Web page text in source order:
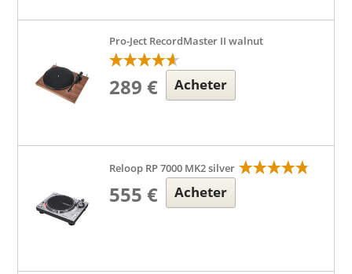
Pro-Ject RecordMaster II walnut
289 € Acheter
Reloop RP 7000 MK2 silver
555 € Acheter